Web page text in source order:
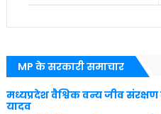
MP के सरकारी समाचार
मध्यप्रदेश वैश्विक वन्य जीव
यादव